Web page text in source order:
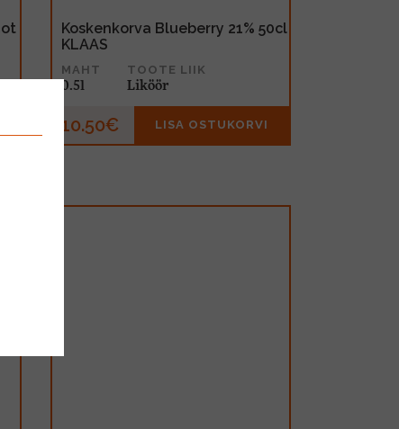
Koskenkorva Blueberry 21% 50cl
KLAAS
MAHT
0.5l
TOOTE LIIK
Liköör
10.50€ LISA OSTUKORVI